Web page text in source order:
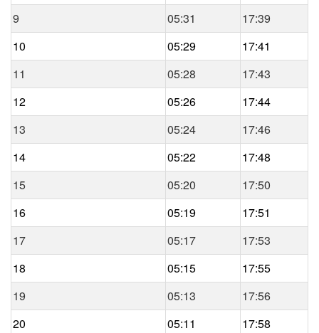
9
05:31
17:39
10
05:29
17:41
11
05:28
17:43
12
05:26
17:44
13
05:24
17:46
14
05:22
17:48
15
05:20
17:50
16
05:19
17:51
17
05:17
17:53
18
05:15
17:55
19
05:13
17:56
20
05:11
17:58